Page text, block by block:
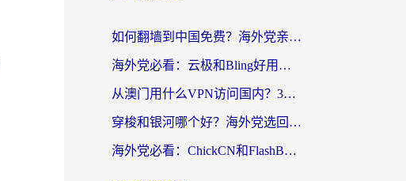
如何翻墙到中国免费？海外党亲测：从踩坑到选对加速器的全攻略
海外党必看：云极和Bling好用吗？3分钟教你选对回国加速器
从澳门用什么VPN访问国内？3个实用标准帮你避开坑，无缝刷剧听歌
穿梭和银河哪个好？海外党选回国加速器的避坑指南，附番茄加速器实测体验
海外党必看：ChickCN和FlashBack好用吗？3招教你选对回国加速器（附云极、HomeCN、斧牛vs艾果对比）